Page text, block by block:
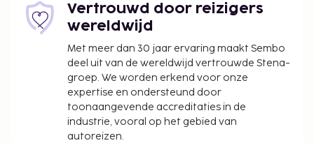
kunnen gasten andere nabije bestemmingen
bezoeken. Dit hotel heeft een restaurant dat lunch
en diner serveert. Je kunt ook lekker binnen blijven
en van de roomservice profiteren. Sluit je dag af
met een drankje in een bar/lounge of een poolbar.
Ontbijt is bij de prijs inbegrepen. In
overeenstemming met de lokale wetgeving mogen
alle bezoekers tijdens de Dag van de Stilte (Nyepi)
Vertrouwd door reizigers
wereldwijd
Met meer dan 30 jaar ervaring maakt Sembo
deel uit van de wereldwijd vertrouwde Stena-
groep. We worden erkend voor onze
expertise en ondersteund door
toonaangevende accreditaties in de
industrie, vooral op het gebied van
autoreizen.